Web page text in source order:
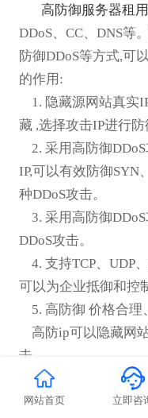
高防御服务器租用
DDoS、CC、DNS等
防御DDoS等方式,可
的作用:
1. 隐藏源网站真实
藏 ,选择攻击IP进行防
2. 采用高防御
IP,可以有效防御SYN
种DDoS攻击。
3. 采用高防御
DDoS攻击。
4. 支持TCP、UDP
可以为企业抵御和控
5. 高防御 价格合理
高防ip可以隐藏网
击。
6. 高防御 价格昂贵,
网站首页 立即咨